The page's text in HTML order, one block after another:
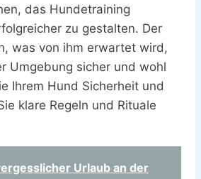
das Hundetraining
zu gestalten. Der
was von ihm erwartet wird,
Umgebung sicher und wohl
Ihrem Hund Sicherheit und
klare Regeln und Rituale
Urlaub an der